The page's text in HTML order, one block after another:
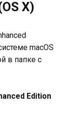
X)
macOS
в папке с
Edition